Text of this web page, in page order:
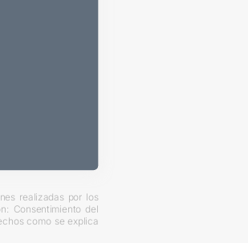
realizadas por los
Consentimiento del
como se explica